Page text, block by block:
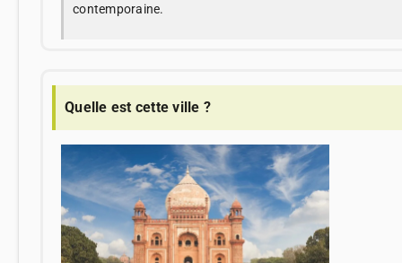
contemporaine.
Quelle est cette ville ?